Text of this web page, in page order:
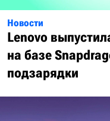
Новости
Lenovo
на базе
подзарядки